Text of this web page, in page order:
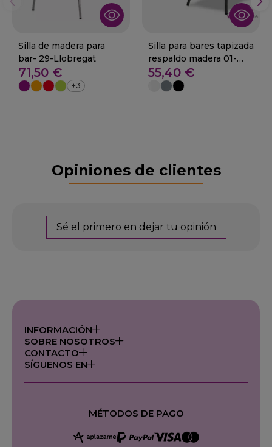
Silla de madera para
bar- 29-Llobregat
71,50 €
+3
Silla para bares tapizada
respaldo madera 01-
Gines M
55,40 €
Opiniones de clientes
Sé el primero en dejar tu opinión
INFORMACIÓN
SOBRE NOSOTROS
CONTACTO
SÍGUENOS EN
MÉTODOS DE PAGO